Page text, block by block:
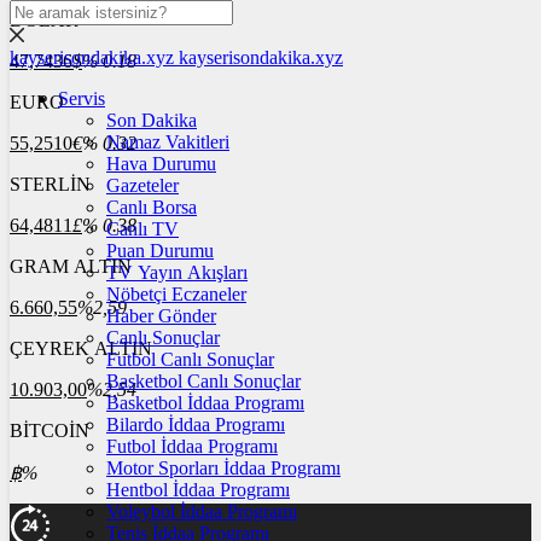
DOLAR
47,7436$% 0.18
EURO
55,2510€% 0.32
STERLİN
64,4811£% 0.38
GRAM ALTIN
6.660,55%2,59
ÇEYREK ALTIN
10.903,00%2,54
BİTCOİN
฿%
kayserisondakika.xyz kayserisondakika.xyz
Servis
Son Dakika
Namaz Vakitleri
Hava Durumu
Gazeteler
Canlı Borsa
Canlı TV
Puan Durumu
TV Yayın Akışları
Nöbetçi Eczaneler
Haber Gönder
Canlı Sonuçlar
Futbol Canlı Sonuçlar
Basketbol Canlı Sonuçlar
Basketbol İddaa Programı
Bilardo İddaa Programı
Futbol İddaa Programı
Motor Sporları İddaa Programı
Hentbol İddaa Programı
Voleybol İddaa Programı
Tenis İddaa Programı